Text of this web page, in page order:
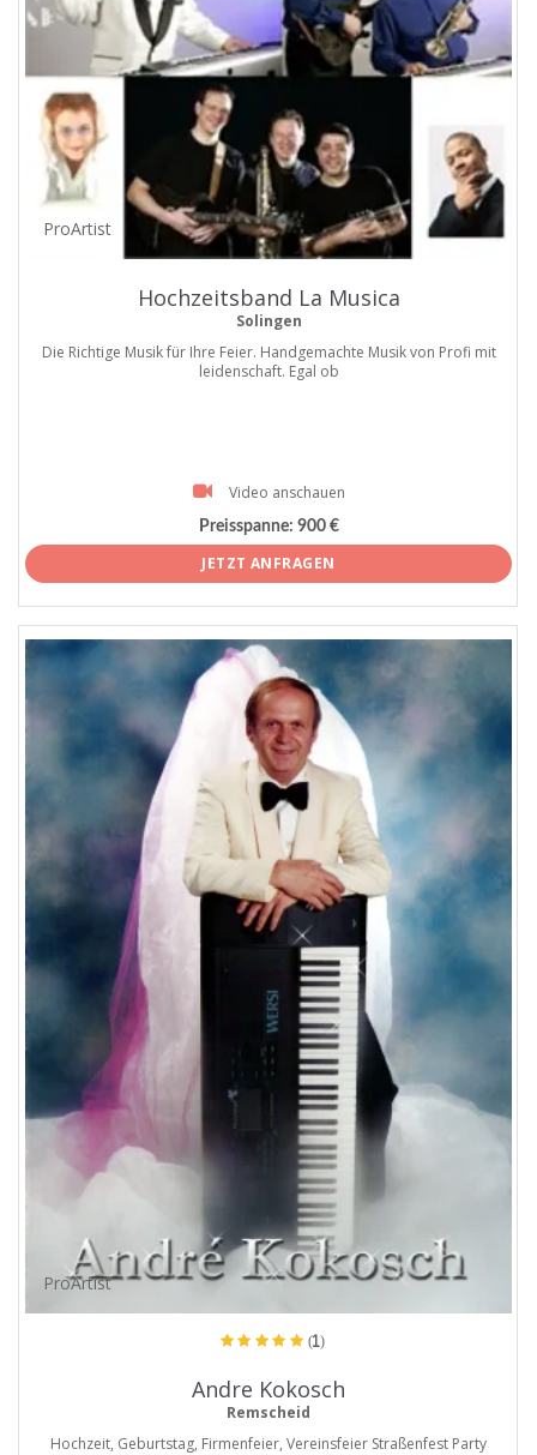
ProArtist
Hochzeitsband La Musica
Solingen
Die Richtige Musik für Ihre Feier. Handgemachte Musik von Profi mit
leidenschaft. Egal ob
Video anschauen
Preisspanne: 900 €
JETZT ANFRAGEN
ProArtist
(1)
Andre Kokosch
Remscheid
Hochzeit, Geburtstag, Firmenfeier, Vereinsfeier Straßenfest Party